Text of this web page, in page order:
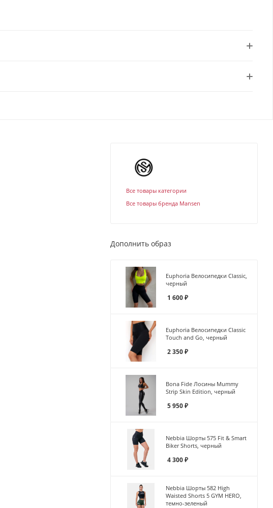
Все товары категории
Все товары бренда Mansen
Дополнить образ
Euphoria Велосипедки Classic,
черный
1 600₽
Euphoria Велосипедки Classic
Touch and Go, черный
2 350₽
Bona Fide Лосины Mummy
Strip Skin Edition, черный
5 950₽
Nebbia Шорты 575 Fit & Smart
Biker Shorts, черный
4 300₽
Nebbia Шорты 582 High
Waisted Shorts 5 GYM HERO,
темно-зеленый